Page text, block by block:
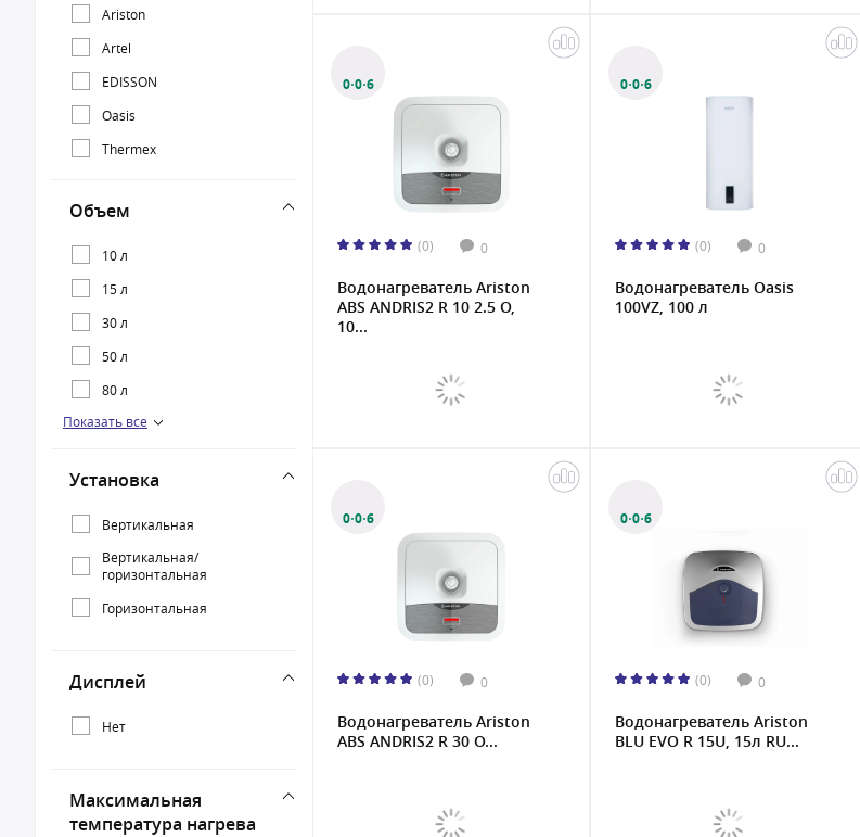
Ariston
Artel
EDISSON
Oasis
Thermex
Объем
10 л
15 л
30 л
50 л
80 л
100 л
150 л
300 л
Показать все
Установка
Вертикальная
Вертикальная/
горизонтальная
Горизонтальная
Дисплей
Нет
Максимальная
температура нагрева
0·0·6
(0) 0
Водонагреватель Ariston
ABS ANDRIS2 R 10 2.5 O,
10...
0·0·6
(0) 0
Водонагреватель Oasis
100VZ, 100 л
0·0·6
(0) 0
Водонагреватель Ariston
ABS ANDRIS2 R 30 O...
0·0·6
(0) 0
Водонагреватель Ariston
BLU EVO R 15U, 15л RU...